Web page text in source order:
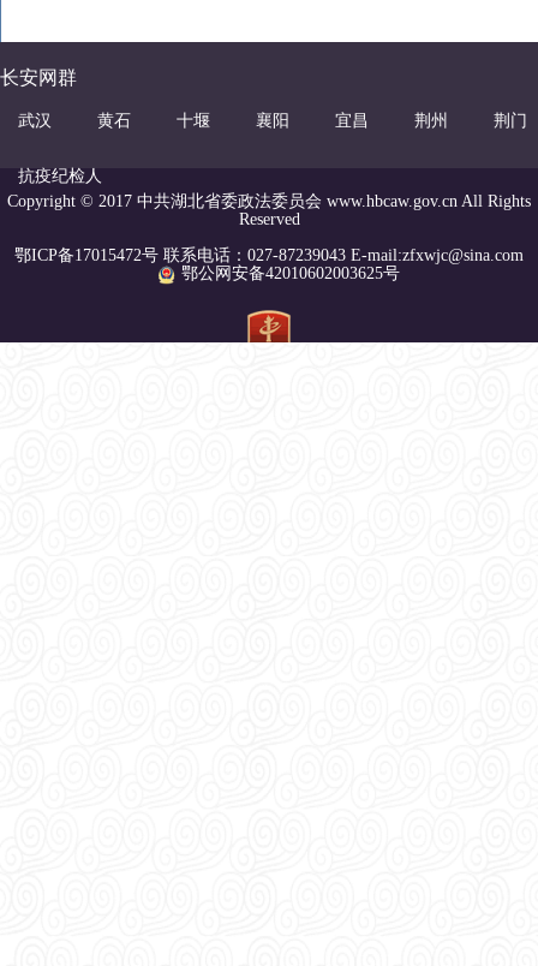
长安网群
武汉 黄石 十堰 襄阳 宜昌 荆州 荆门
抗疫纪检人
Copyright © 2017 中共湖北省委政法委员会 www.hbcaw.gov.cn All Rights
Reserved
鄂ICP备17015472号 联系电话：027-87239043 E-mail:zfxwjc@sina.com
鄂公网安备42010602003625号